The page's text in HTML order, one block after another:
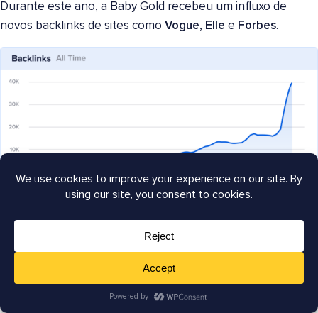
Durante este ano, a Baby Gold recebeu um influxo de
novos backlinks de sites como Vogue, Elle e Forbes.
A segunda metade do ano trouxe o crescimento mais
impressionante até agora.
Outubro de 2023deu início a uma nova onda de backlinks,
aumentando-os em 11 mil em relação ao mês anterior.